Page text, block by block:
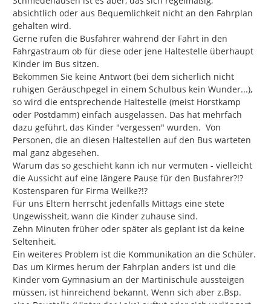
absichtlich oder aus Bequemlichkeit nicht an den Fahrplan
gehalten wird.
Gerne rufen die Busfahrer während der Fahrt in den
Fahrgastraum ob für diese oder jene Haltestelle überhaupt
Kinder im Bus sitzen.
Bekommen Sie keine Antwort (bei dem sicherlich nicht
ruhigen Geräuschpegel in einem Schulbus kein Wunder...),
so wird die entsprechende Haltestelle (meist Horstkamp
oder Postdamm) einfach ausgelassen. Das hat mehrfach
dazu geführt, das Kinder "vergessen" wurden.  Von
Personen, die an diesen Haltestellen auf den Bus warteten
mal ganz abgesehen.
Warum das so geschieht kann ich nur vermuten - vielleicht
die Aussicht auf eine längere Pause für den Busfahrer?!?
Kostensparen für Firma Weilke?!?
Für uns Eltern herrscht jedenfalls Mittags eine stete
Ungewissheit, wann die Kinder zuhause sind.
Zehn Minuten früher oder später als geplant ist da keine
Seltenheit.
Ein weiteres Problem ist die Kommunikation an die Schüler.
Das um Kirmes herum der Fahrplan anders ist und die
Kinder vom Gymnasium an der Martinischule aussteigen
müssen, ist hinreichend bekannt. Wenn sich aber z.Bsp.